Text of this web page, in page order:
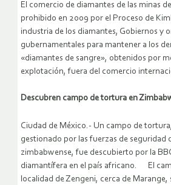
El comercio de diamantes de las minas
prohibido en 2009 por el Proceso de
industria de los diamantes, Gobiernos y
gubernamentales para mantener a los
«diamantes de sangre», obtenidos por
explotación, fuera del comercio
Descubren campo de tortura en
Ciudad de México.- Un campo de
gestionado por las fuerzas de seguridad
zimbabwense, fue descubierto por la
diamantífera en el país africano. El
localidad de Zengeni, cerca de Marange,